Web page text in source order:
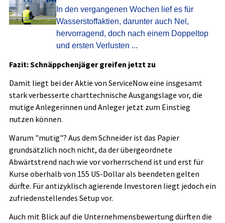
In den vergangenen Wochen lief es für
Wasserstoffaktien, darunter auch Nel,
hervorragend, doch nach einem Doppeltop
und ersten Verlusten ...
Fazit: Schnäppchenjäger greifen jetzt zu
Damit liegt bei der Aktie von ServiceNow eine insgesamt
stark verbesserte charttechnische Ausgangslage vor, die
mutige Anlegerinnen und Anleger jetzt zum Einstieg
nutzen können.
Warum "mutig"? Aus dem Schneider ist das Papier
grundsätzlich noch nicht, da der übergeordnete
Abwärtstrend nach wie vor vorherrschend ist und erst für
Kurse oberhalb von 155 US-Dollar als beendeten gelten
dürfte. Für antizyklisch agierende Investoren liegt jedoch ein
zufriedenstellendes Setup vor.
Auch mit Blick auf die Unternehmensbewertung dürften die